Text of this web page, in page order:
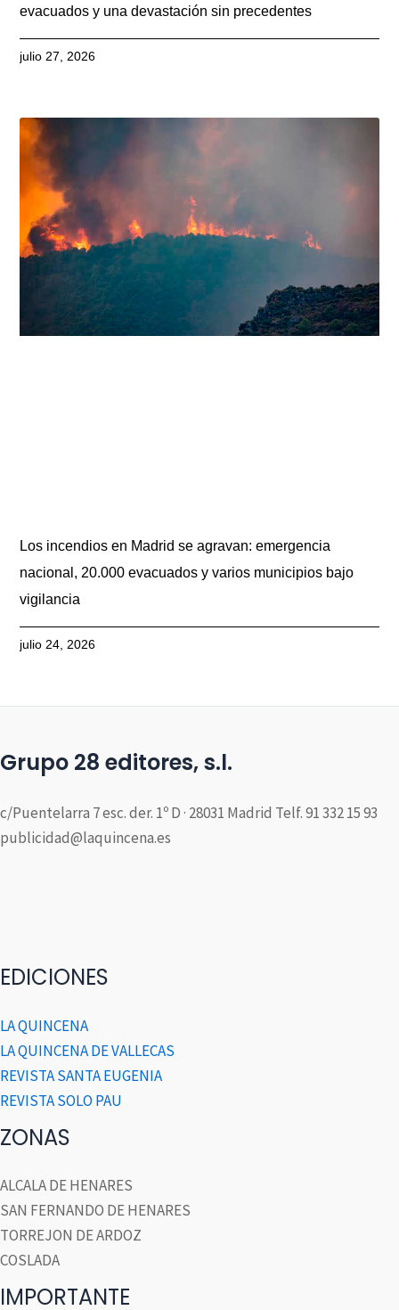
evacuados y una devastación sin precedentes
julio 27, 2026
Los incendios en Madrid se agravan: emergencia
nacional, 20.000 evacuados y varios municipios bajo
vigilancia
julio 24, 2026
Grupo 28 editores, s.l.
c/Puentelarra 7 esc. der. 1º D · 28031 Madrid Telf. 91 332 15 93
publicidad@laquincena.es
EDICIONES
LA QUINCENA
LA QUINCENA DE VALLECAS
REVISTA SANTA EUGENIA
REVISTA SOLO PAU
ZONAS
ALCALA DE HENARES
SAN FERNANDO DE HENARES
TORREJON DE ARDOZ
COSLADA
IMPORTANTE